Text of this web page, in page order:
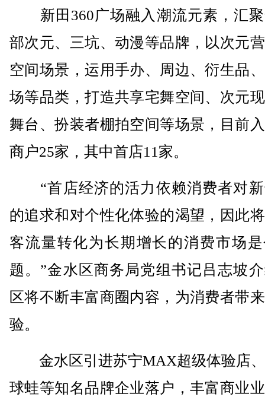
新田360广场融入潮流元素，汇聚
部次元、三坑、动漫等品牌，以次元
空间场景，运用手办、周边、衍生品
场等品类，打造共享宅舞空间、次元
舞台、扮装者棚拍空间等场景，目前
商户25家，其中首店11家。
“首店经济的活力依赖消费者对新
的追求和对个性化体验的渴望，因此
客流量转化为长期增长的消费市场
题。”金水区商务局党组书记吕志坡
区将不断丰富商圈内容，为消费者带
验。
金水区引进苏宁MAX超级体验店
球蛙等知名品牌企业落户，丰富商业